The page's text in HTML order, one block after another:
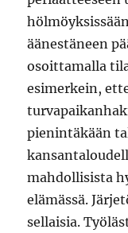
äänestäneen
osoittamalla
esimerkein,
pienintäkään
mahdollisista
elämässä.
sellaisia.